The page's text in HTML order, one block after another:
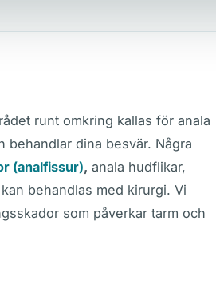
runt omkring kallas för anala
behandlar dina besvär. Några
(analfissur), anala hudflikar,
behandlas med kirurgi. Vi
som påverkar tarm och